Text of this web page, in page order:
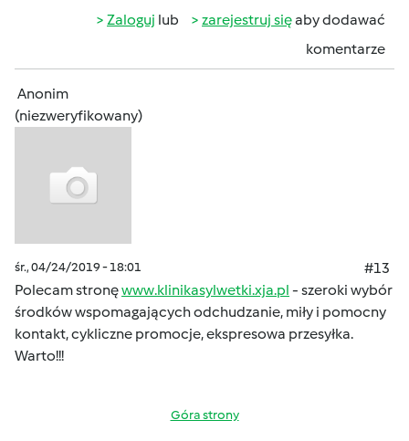
Zaloguj lub zarejestruj sięaby dodawać
komentarze
Anonim
(niezweryfikowany)
śr., 04/24/2019 - 18:01
#13
Polecam stronęwww.klinikasylwetki.xja.pl - szeroki wybór
środków wspomagających odchudzanie, miły i pomocny
kontakt, cykliczne promocje, ekspresowa przesyłka.
Warto!!!
Góra strony